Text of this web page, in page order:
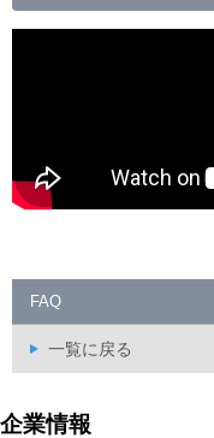
FAQ
一覧に戻る
企業情報